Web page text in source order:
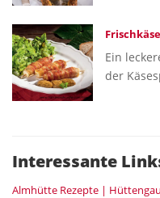
Ein
der
Interessante
Almhütte Rezepte |